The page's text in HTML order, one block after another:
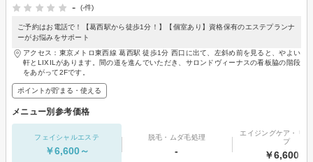
-
(-件)
ご予約はお電話で！【葛西駅から徒歩1分！】【個室あり】資格保有のエステプランナ
ーがお悩みをサポート
アクセス：東京メトロ東西線 葛西駅 徒歩1分 西口に出て、左斜め前を見ると、やよい
軒とLIXILがあります。間の道を進んでいただき、サロンドヴィーナスの看板脇の階段
をあがって2Fです。
ポイントが貯まる・使える
メニュー別参考価格
フェイシャルエステ
￥6,600～
脱毛・ムダ毛処理
-
エイジングケア・リ
プ
￥6,600～